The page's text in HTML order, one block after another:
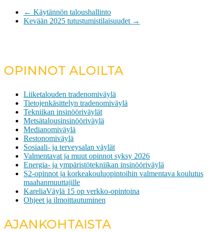
← Käytännön taloushallinto
Kevään 2025 tutustumistilaisuudet →
OPINNOT ALOILTA
Liiketalouden tradenomiväylä
Tietojenkäsittelyn tradenomiväylä
Tekniikan insinööriväylät
Metsätalousinsinööriväylä
Medianomiväylä
Restonomiväylä
Sosiaali- ja terveysalan väylät
Valmentavat ja muut opinnot syksy 2026
Energia- ja ympäristötekniikan insinööriväylä
S2-opinnot ja korkeakouluopintoihin valmentava koulutus
maahanmuuttajille
KareliaVäylä 15 op verkko-opintoina
Ohjeet ja ilmoittautuminen
AJANKOHTAISTA